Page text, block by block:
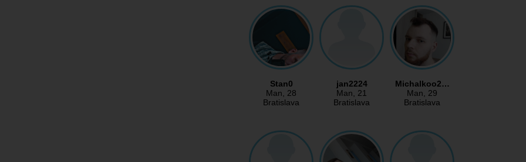
Stan0
Man, 28
Bratislava
jan2224
Man, 21
Bratislava
Michalkoo2…
Man, 29
Bratislava